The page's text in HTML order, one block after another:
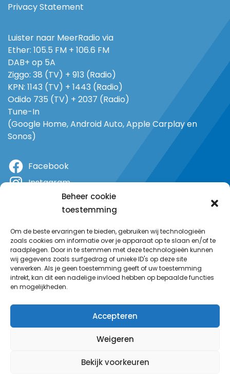
Beheer cookie
toestemming
Om de beste ervaringen te bieden, gebruiken wij technologieën
zoals cookies om informatie over je apparaat op te slaan en/of te
raadplegen. Door in te stemmen met deze technologieën kunnen
wij gegevens zoals surfgedrag of unieke ID's op deze site
verwerken. Als je geen toestemming geeft of uw toestemming
intrekt, kan dit een nadelige invloed hebben op bepaalde functies
en mogelijkheden.
Accepteren
Weigeren
Bekijk voorkeuren
Privacy Statement
Luister naar MeerRadio via
Ether: 105.5 FM + 106.6 FM
DAB+ op 5A
Ziggo: 38 (TV) + 913 (Radio)
KPN: 1143 (TV) + 1443 (Radio)
Odido 735 (TV) + 2037 (Radio)
Tune-In
(Google Home, Android Auto, Apple Carplay en
Sonos)
Facebook
Instagram
YouTube